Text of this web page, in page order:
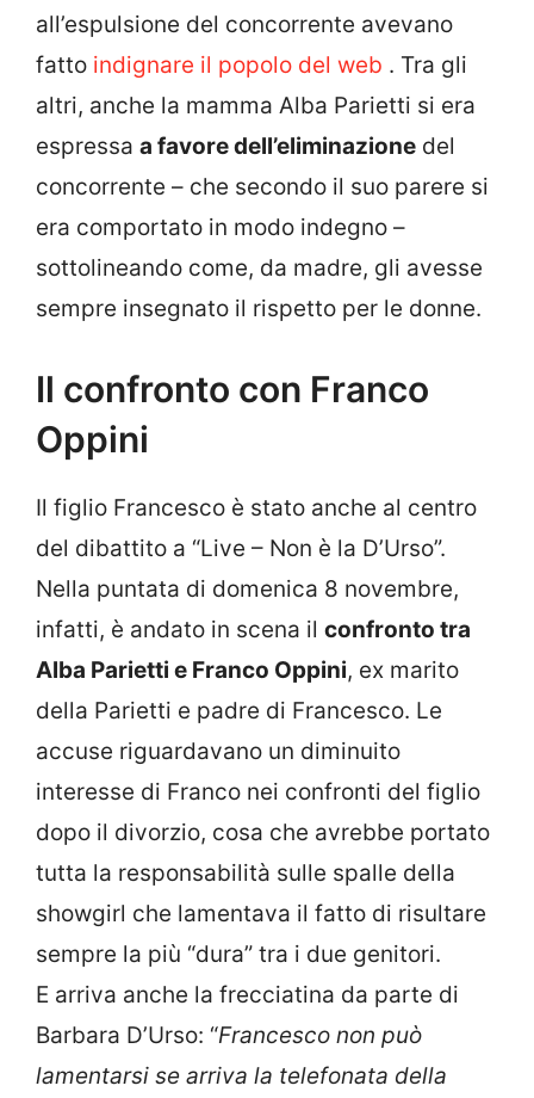
all’espulsione del concorrente avevano
fatto indignare il popolo del web . Tra gli
altri, anche la mamma Alba Parietti si era
espressa a favore dell’eliminazione del
concorrente – che secondo il suo parere si
era comportato in modo indegno –
sottolineando come, da madre, gli avesse
sempre insegnato il rispetto per le donne.
Il confronto con Franco
Oppini
Il figlio Francesco è stato anche al centro
del dibattito a “Live – Non è la D’Urso”.
Nella puntata di domenica 8 novembre,
infatti, è andato in scena il confronto tra
Alba Parietti e Franco Oppini, ex marito
della Parietti e padre di Francesco. Le
accuse riguardavano un diminuito
interesse di Franco nei confronti del figlio
dopo il divorzio, cosa che avrebbe portato
tutta la responsabilità sulle spalle della
showgirl che lamentava il fatto di risultare
sempre la più “dura” tra i due genitori.
E arriva anche la frecciatina da parte di
Barbara D’Urso: “Francesco non può
lamentarsi se arriva la telefonata della